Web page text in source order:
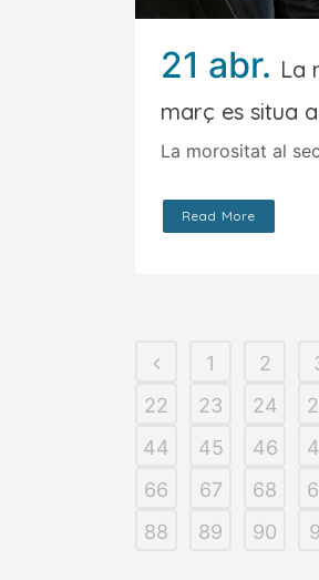
21 abr. La
març es situa
La morositat al
Read More
1 2
22
23 24
44
45 46
66
67 68
88
89 90